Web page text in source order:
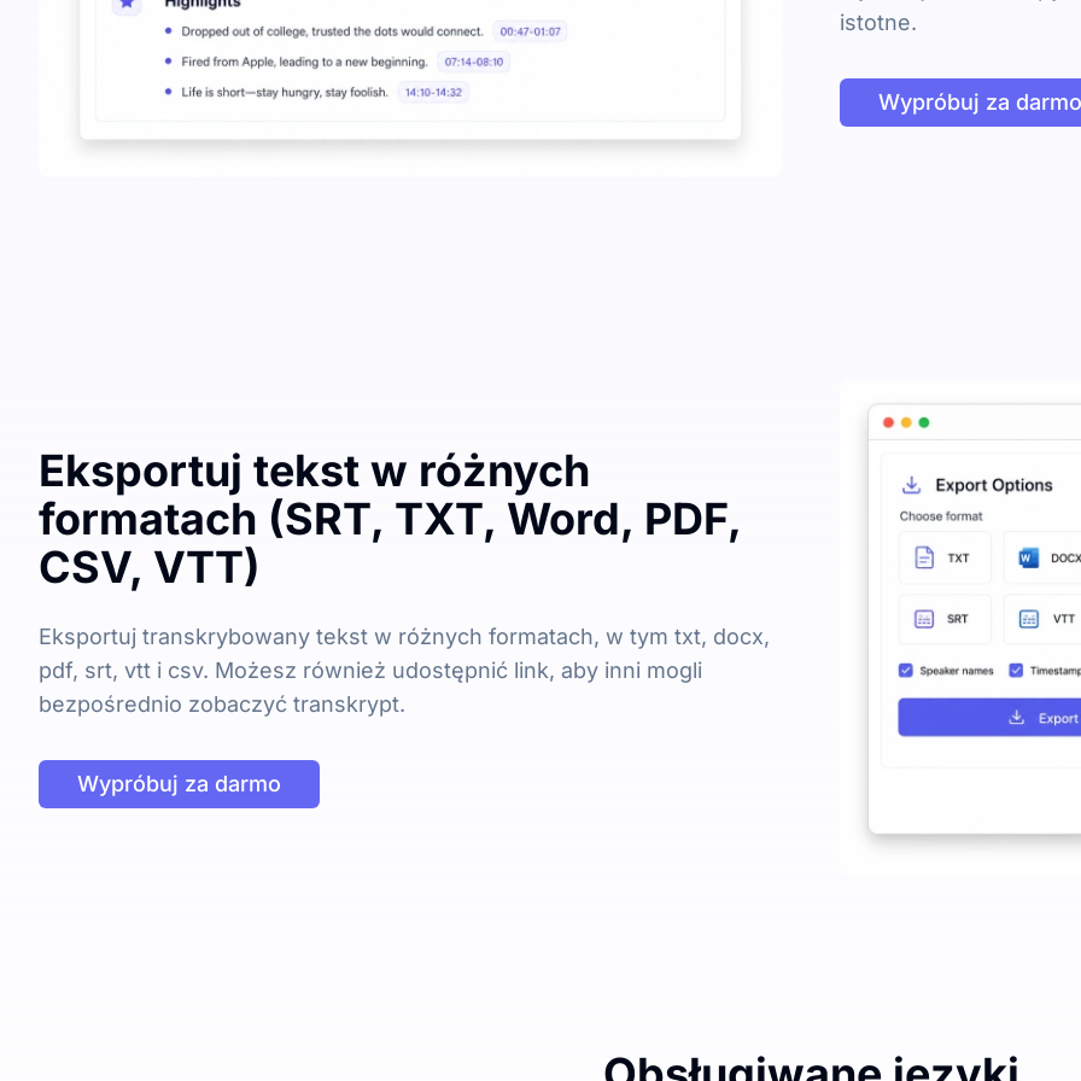
istotne.
Wypróbuj za darmo
Eksportuj tekst w różnych
formatach (SRT, TXT, Word, PDF,
CSV, VTT)
Eksportuj transkrybowany tekst w różnych formatach, w tym txt, docx,
pdf, srt, vtt i csv. Możesz również udostępnić link, aby inni mogli
bezpośrednio zobaczyć transkrypt.
Wypróbuj za darmo